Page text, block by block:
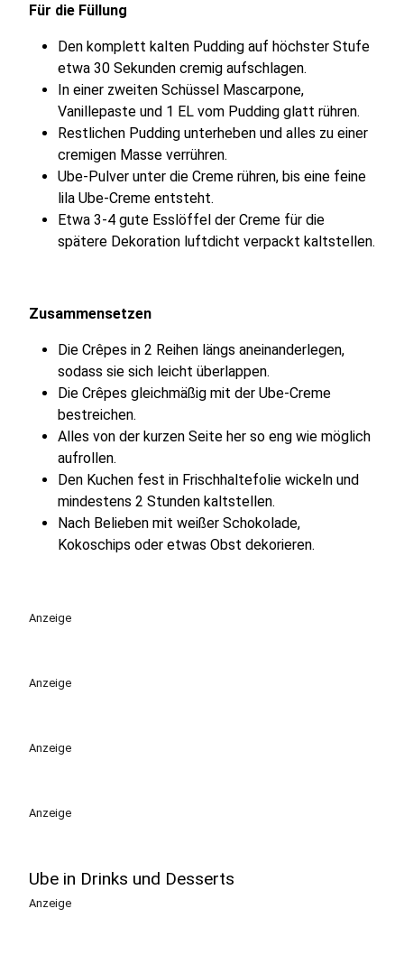
Für die Füllung
Den komplett kalten Pudding auf höchster Stufe
etwa 30 Sekunden cremig aufschlagen.
In einer zweiten Schüssel Mascarpone,
Vanillepaste und 1 EL vom Pudding glatt rühren.
Restlichen Pudding unterheben und alles zu einer
cremigen Masse verrühren.
Ube-Pulver unter die Creme rühren, bis eine feine
lila Ube-Creme entsteht.
Etwa 3-4 gute Esslöffel der Creme für die
spätere Dekoration luftdicht verpackt kaltstellen.
Zusammensetzen
Die Crêpes in 2 Reihen längs aneinanderlegen,
sodass sie sich leicht überlappen.
Die Crêpes gleichmäßig mit der Ube-Creme
bestreichen.
Alles von der kurzen Seite her so eng wie möglich
aufrollen.
Den Kuchen fest in Frischhaltefolie wickeln und
mindestens 2 Stunden kaltstellen.
Nach Belieben mit weißer Schokolade,
Kokoschips oder etwas Obst dekorieren.
Anzeige
Anzeige
Anzeige
Anzeige
Ube in Drinks und Desserts
Anzeige